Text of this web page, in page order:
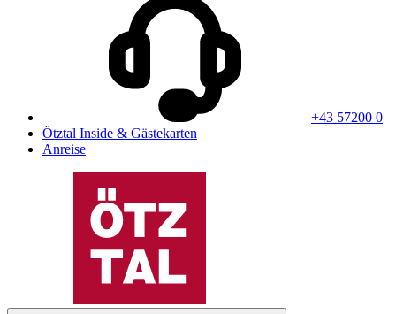
+43 57200 0
Ötztal Inside & Gästekarten
Anreise